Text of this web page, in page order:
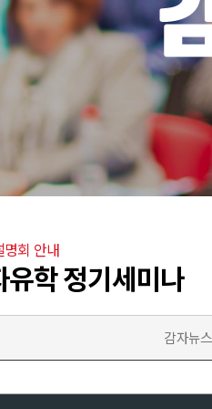
회 안내
유학 정기세미나
감자뉴스